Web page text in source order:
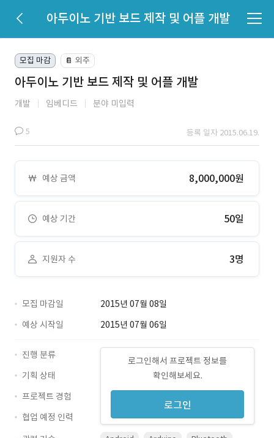
아두이노 기반 보드 제작 및 어플 개발
모집 마감 📔 외주
아두이노 기반 보드 제작 및 어플 개발
개발 임베디드 분야 미입력
5 등록 일자 2015.06.19.
예상 금액 8,000,000원
예상 기간 50일
지원자 수 3명
모집 마감일
2015년 07월 08일
예상 시작일
2015년 07월 06일
로그인해서 프로젝트 정보를
확인해보세요.
로그인
진행 분류
기획 상태
프로젝트 경험
협업 예정 인력